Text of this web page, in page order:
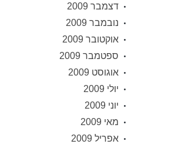
דצמבר 2009
נובמבר 2009
אוקטובר 2009
ספטמבר 2009
אוגוסט 2009
יולי 2009
יוני 2009
מאי 2009
אפריל 2009